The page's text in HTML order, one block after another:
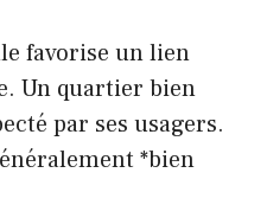
favorise un lien
Un quartier bien
par ses usagers.
*bien